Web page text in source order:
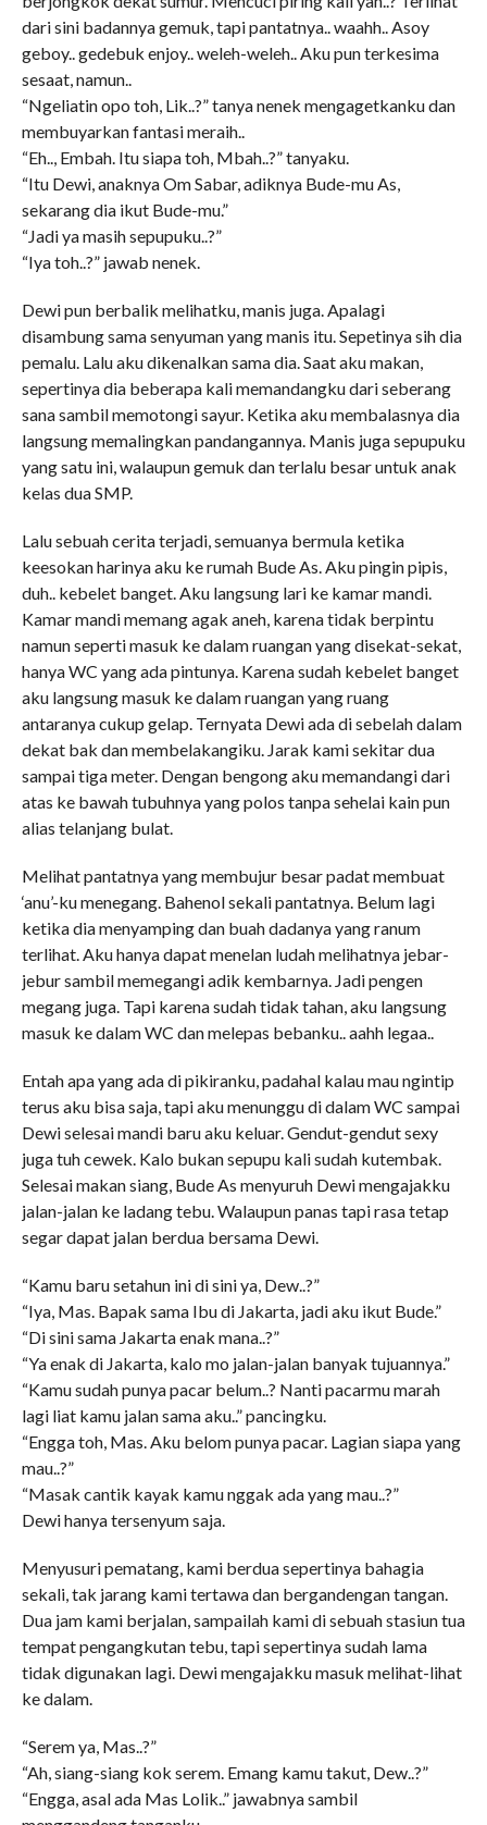
dari sini badannya gemuk, tapi pantatnya.. waahh.. Asoy
geboy.. gedebuk enjoy.. weleh-weleh.. Aku pun terkesima
sesaat, namun..
“Ngeliatin opo toh, Lik..?” tanya nenek mengagetkanku dan
membuyarkan fantasi meraih..
“Eh.., Embah. Itu siapa toh, Mbah..?” tanyaku.
“Itu Dewi, anaknya Om Sabar, adiknya Bude-mu As,
sekarang dia ikut Bude-mu.”
“Jadi ya masih sepupuku..?”
“Iya toh..?” jawab nenek.
Dewi pun berbalik melihatku, manis juga. Apalagi
disambung sama senyuman yang manis itu. Sepetinya sih dia
pemalu. Lalu aku dikenalkan sama dia. Saat aku makan,
sepertinya dia beberapa kali memandangku dari seberang
sana sambil memotongi sayur. Ketika aku membalasnya dia
langsung memalingkan pandangannya. Manis juga sepupuku
yang satu ini, walaupun gemuk dan terlalu besar untuk anak
kelas dua SMP.
Lalu sebuah cerita terjadi, semuanya bermula ketika
keesokan harinya aku ke rumah Bude As. Aku pingin pipis,
duh.. kebelet banget. Aku langsung lari ke kamar mandi.
Kamar mandi memang agak aneh, karena tidak berpintu
namun seperti masuk ke dalam ruangan yang disekat-sekat,
hanya WC yang ada pintunya. Karena sudah kebelet banget
aku langsung masuk ke dalam ruangan yang ruang
antaranya cukup gelap. Ternyata Dewi ada di sebelah dalam
dekat bak dan membelakangiku. Jarak kami sekitar dua
sampai tiga meter. Dengan bengong aku memandangi dari
atas ke bawah tubuhnya yang polos tanpa sehelai kain pun
alias telanjang bulat.
Melihat pantatnya yang membujur besar padat membuat
‘anu’-ku menegang. Bahenol sekali pantatnya. Belum lagi
ketika dia menyamping dan buah dadanya yang ranum
terlihat. Aku hanya dapat menelan ludah melihatnya jebar-
jebur sambil memegangi adik kembarnya. Jadi pengen
megang juga. Tapi karena sudah tidak tahan, aku langsung
masuk ke dalam WC dan melepas bebanku.. aahh legaa..
Entah apa yang ada di pikiranku, padahal kalau mau ngintip
terus aku bisa saja, tapi aku menunggu di dalam WC sampai
Dewi selesai mandi baru aku keluar. Gendut-gendut sexy
juga tuh cewek. Kalo bukan sepupu kali sudah kutembak.
Selesai makan siang, Bude As menyuruh Dewi mengajakku
jalan-jalan ke ladang tebu. Walaupun panas tapi rasa tetap
segar dapat jalan berdua bersama Dewi.
“Kamu baru setahun ini di sini ya, Dew..?”
“Iya, Mas. Bapak sama Ibu di Jakarta, jadi aku ikut Bude.”
“Di sini sama Jakarta enak mana..?”
“Ya enak di Jakarta, kalo mo jalan-jalan banyak tujuannya.”
“Kamu sudah punya pacar belum..? Nanti pacarmu marah
lagi liat kamu jalan sama aku..” pancingku.
“Engga toh, Mas. Aku belom punya pacar. Lagian siapa yang
mau..?”
“Masak cantik kayak kamu nggak ada yang mau..?”
Dewi hanya tersenyum saja.
Menyusuri pematang, kami berdua sepertinya bahagia
sekali, tak jarang kami tertawa dan bergandengan tangan.
Dua jam kami berjalan, sampailah kami di sebuah stasiun tua
tempat pengangkutan tebu, tapi sepertinya sudah lama
tidak digunakan lagi. Dewi mengajakku masuk melihat-lihat
ke dalam.
“Serem ya, Mas..?”
“Ah, siang-siang kok serem. Emang kamu takut, Dew..?”
“Engga, asal ada Mas Lolik..” jawabnya sambil